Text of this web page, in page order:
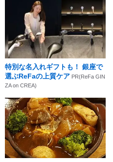
特別な名入れギフトも！ 銀座で
選ぶReFaの上質ケア PR(ReFa GIN
ZA on CREA)